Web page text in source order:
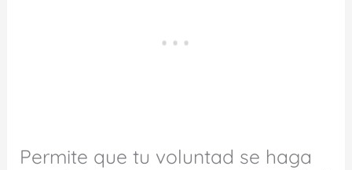
Permite que tu voluntad se haga